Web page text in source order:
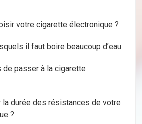
votre cigarette électronique ?
il faut boire beaucoup d’eau
de passer à la cigarette
la durée des résistances de votre
?